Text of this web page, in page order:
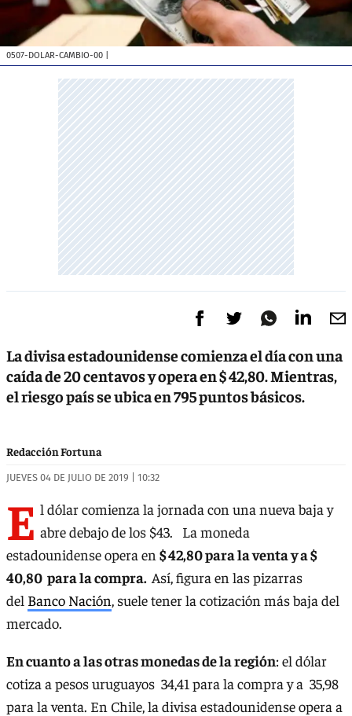
0507-DOLAR-CAMBIO-00
La divisa estadounidense comienza el día con una
caída de 20 centavos y opera en $ 42,80. Mientras,
el riesgo país se ubica en 795 puntos básicos.
Redacción Fortuna
JUEVES 04 DE JULIO DE 2019 | 10:32
E l dólar comienza la jornada con una nueva baja y
abre debajo de los $43. La moneda
estadounidense opera en $ 42,80 para la venta y a $
40,80 para la compra. Así, figura en las pizarras
del Banco Nación, suele tener la cotización más baja del
mercado.
En cuanto a las otras monedas de la región: el dólar
cotiza a pesos uruguayos 34,41 para la compra y a 35,98
para la venta. En Chile, la divisa estadounidense opera a